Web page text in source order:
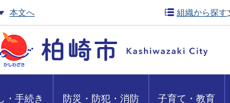
本文へ 組織から探す
・手続き 防災・防犯・消防 子育て・教育